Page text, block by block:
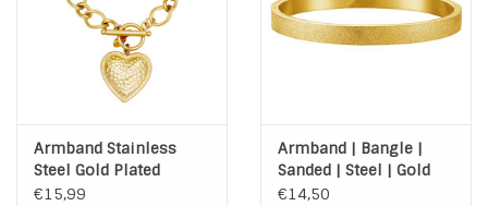
Armband Stainless
Steel Gold Plated
€15,99
Armband | Bangle |
Sanded | Steel | Gold
€14,50